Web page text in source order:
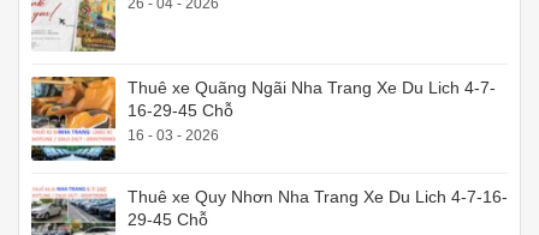
26 - 04 - 2026
Thuê xe Quãng Ngãi Nha Trang Xe Du Lich 4-7-
16-29-45 Chỗ
16 - 03 - 2026
Thuê xe Quy Nhơn Nha Trang Xe Du Lich 4-7-16-
29-45 Chỗ